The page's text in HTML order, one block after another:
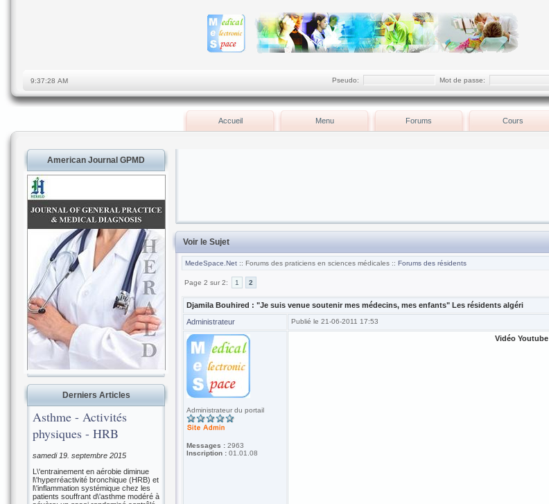
Pseudo: Mot de passe:
Accueil Menu Forums Cours
American Journal GPMD
Derniers Articles
Asthme - Activités
physiques - HRB
samedi 19. septembre 2015
L\'entrainement en aérobie diminue
l\'hyperréactivité bronchique (HRB) et
l\'inflammation systémique chez les
patients souffrant d\'asthme modéré à
Voir le Sujet
MedeSpace.Net :: Forums des praticiens en sciences médicales ::Forums des résidents
Page 2 sur 2: 1 2
Djamila Bouhired : "Je suis venue soutenir mes médecins, mes enfants" Les résidents algéri
Administrateur
Publié le 21-06-2011 17:53
Administrateur du portail
Messages : 2963
Inscription : 01.01.08
Vidéo Youtube